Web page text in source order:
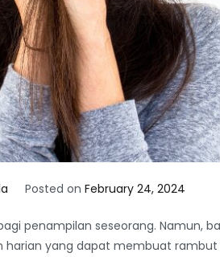
Posted onFebruary 24, 2024
penampilan seseorang. Namun,
harian yang dapat membuat rambut